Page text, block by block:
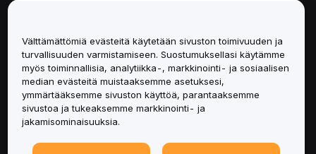
Palvelut
Tuki
Tuotteet
Välttämättömiä evästeitä käytetään sivuston toimivuuden ja
turvallisuuden varmistamiseen. Suostumuksellasi käytämme
myös toiminnallisia, analytiikka-, markkinointi- ja sosiaalisen
median evästeitä muistaaksemme asetuksesi,
ymmärtääksemme sivuston käyttöä, parantaaksemme
sivustoa ja tukeaksemme markkinointi- ja
jakamisominaisuuksia.